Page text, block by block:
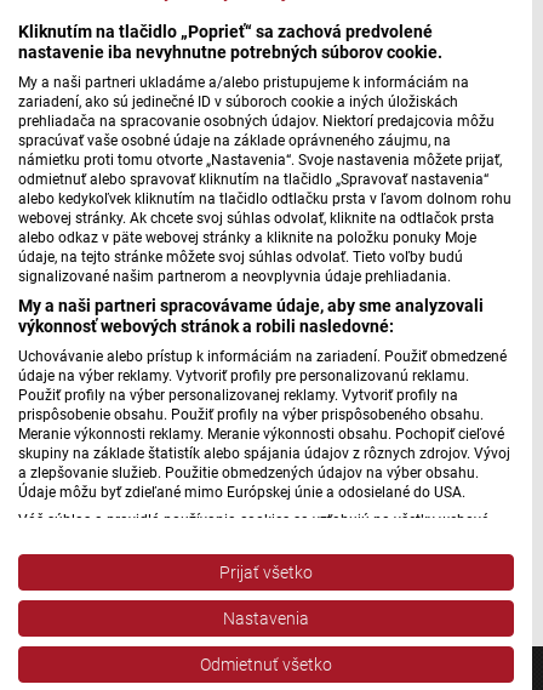
Kliknutím na tlačidlo „Poprieť“ sa zachová predvolené
nastavenie iba nevyhnutne potrebných súborov cookie.
My a naši partneri ukladáme a/alebo pristupujeme k informáciám na
zariadení, ako sú jedinečné ID v súboroch cookie a iných úložiskách
prehliadača na spracovanie osobných údajov. Niektorí predajcovia môžu
spracúvať vaše osobné údaje na základe oprávneného záujmu, na
námietku proti tomu otvorte „Nastavenia“. Svoje nastavenia môžete prijať,
odmietnuť alebo spravovať kliknutím na tlačidlo „Spravovať nastavenia“
alebo kedykoľvek kliknutím na tlačidlo odtlačku prsta v ľavom dolnom rohu
webovej stránky. Ak chcete svoj súhlas odvolať, kliknite na odtlačok prsta
alebo odkaz v päte webovej stránky a kliknite na položku ponuky Moje
údaje, na tejto stránke môžete svoj súhlas odvolať. Tieto voľby budú
signalizované našim partnerom a neovplyvnia údaje prehliadania.
My a naši partneri spracovávame údaje, aby sme analyzovali
výkonnosť webových stránok a robili nasledovné:
Uchovávanie alebo prístup k informáciám na zariadení. Použiť obmedzené
údaje na výber reklamy. Vytvoriť profily pre personalizovanú reklamu.
Použiť profily na výber personalizovanej reklamy. Vytvoriť profily na
prispôsobenie obsahu. Použiť profily na výber prispôsobeného obsahu.
Meranie výkonnosti reklamy. Meranie výkonnosti obsahu. Pochopiť cieľové
skupiny na základe štatistík alebo spájania údajov z rôznych zdrojov. Vývoj
a zlepšovanie služieb. Použitie obmedzených údajov na výber obsahu.
Údaje môžu byť zdieľané mimo Európskej únie a odosielané do USA.
Váš súhlas a pravidlá používania cookies sa vzťahujú na všetky webové
Stred, Rádio Regina Západ, Rádio Patria, Rádio Devín, RTVS, Hudobné
pozdravy, Rádio Slovensko, RSI Francais, RSI English, RSI Slovensky, Rádio
Junior, RSI, Rádio Regina Východ, Rádio_FM, RSI Espanol, NEV.
Zobraziť zoznam partnerov (1 predajcovia IAB)
Vaše údaje používame na nasledujúce účely:
Prijať všetko
Nastavenia
Odmietnuť všetko